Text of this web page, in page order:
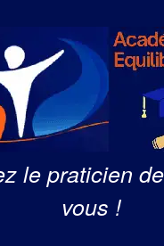
le praticien
vous !